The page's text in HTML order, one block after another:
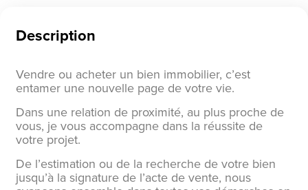
Description
Vendre ou acheter un bien immobilier, c’est
entamer une nouvelle page de votre vie.
Dans une relation de proximité, au plus proche de
vous, je vous accompagne dans la réussite de
votre projet.
De l’estimation ou de la recherche de votre bien
jusqu’à la signature de l’acte de vente, nous